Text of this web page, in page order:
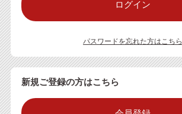
パスワードを忘れた方はこちら
新規ご登録の方はこちら